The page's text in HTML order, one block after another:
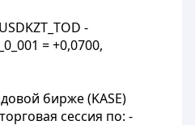
-
= +0,0700,
бирже (KASE)
сессия по: -